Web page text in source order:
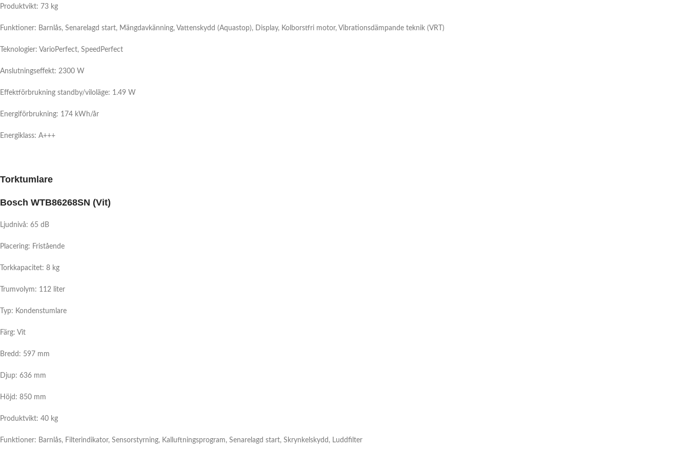
Produktvikt: 73 kg
Funktioner: Barnlås, Senarelagd start, Mängdavkänning, Vattenskydd (Aquastop), Display, Kolborstfri motor, Vibrationsdämpande teknik (VRT)
Teknologier: VarioPerfect, SpeedPerfect
Anslutningseffekt: 2300 W
Effektförbrukning standby/viloläge: 1.49 W
Energiförbrukning: 174 kWh/år
Energiklass: A+++
Torktumlare
Bosch WTB86268SN (Vit)
Ljudnivå: 65 dB
Placering: Fristående
Torkkapacitet: 8 kg
Trumvolym: 112 liter
Typ: Kondenstumlare
Färg: Vit
Bredd: 597 mm
Djup: 636 mm
Höjd: 850 mm
Produktvikt: 40 kg
Funktioner: Barnlås, Filterindikator, Sensorstyrning, Kalluftningsprogram, Senarelagd start, Skrynkelskydd, Luddfilter